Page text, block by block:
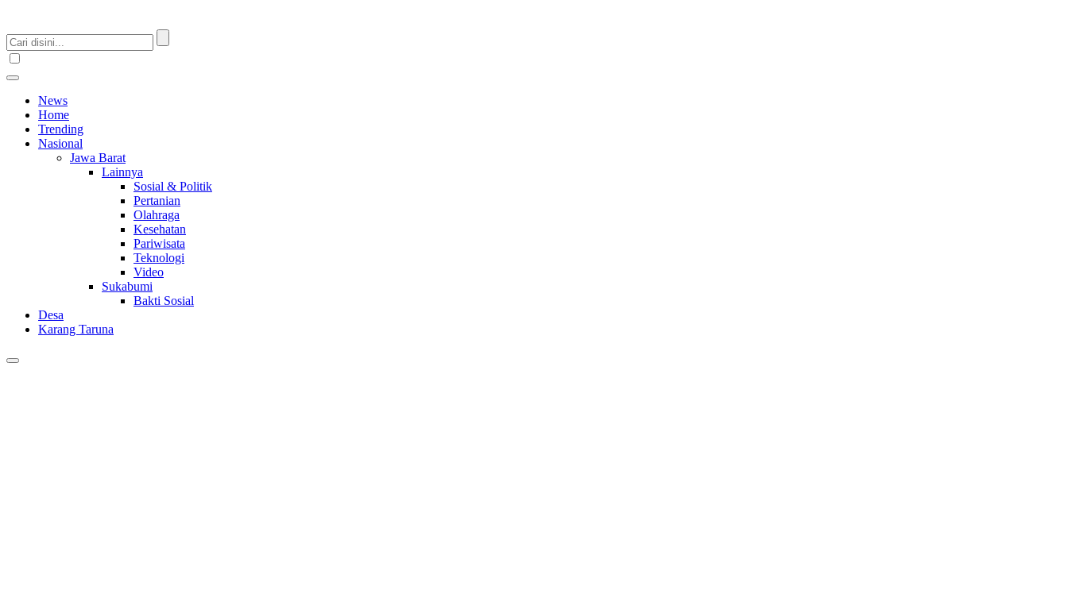
News
Home
Trending
Nasional
Jawa Barat
Lainnya
Sosial & Politik
Pertanian
Olahraga
Kesehatan
Pariwisata
Teknologi
Video
Sukabumi
Bakti Sosial
Desa
Karang Taruna